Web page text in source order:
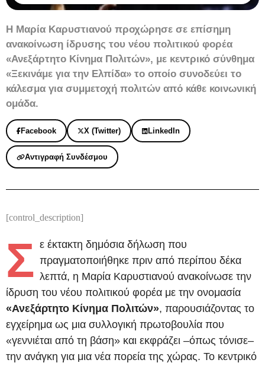
Η Μαρία Καρυστιανού προχώρησε σε επίσημη
ανακοίνωση ίδρυσης του νέου πολιτικού φορέα
«Ανεξάρτητο Κίνημα Πολιτών», με κεντρικό σύνθημα
«Ξεκινάμε για την Ελπίδα» το οποίο συνοδεύει το
κάλεσμα για συμμετοχή πολιτών από κάθε κοινωνική
ομάδα.
Facebook X (Twitter) LinkedIn
Αντιγραφή Συνδέσμου
[control_description]
Σ ε έκτακτη δημόσια δήλωση που
πραγματοποιήθηκε πριν από περίπου δέκα
λεπτά, η Μαρία Καρυστιανού ανακοίνωσε την
ίδρυση του νέου πολιτικού φορέα με την ονομασία
«Ανεξάρτητο Κίνημα Πολιτών», παρουσιάζοντας το
εγχείρημα ως μια συλλογική πρωτοβουλία που
«γεννιέται από τη βάση» και εκφράζει –όπως τόνισε–
την ανάγκη για μια νέα πορεία της χώρας. Το κεντρικό